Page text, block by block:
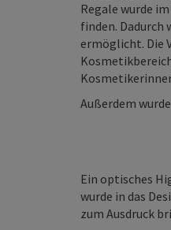
Regale wurde
finden. Dadurch
ermöglicht. Die
Außerdem
Ein optisches
wurde in das
zum Ausdruck